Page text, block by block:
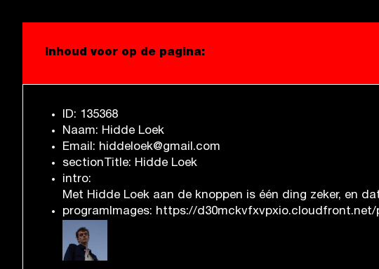
Inhoud voor op de pagina:
ID: 135368
Naam: Hidde Loek
Email: hiddeloek@gmail.com
sectionTitle: Hidde Loek
intro:
Met Hidde Loek aan de knoppen is één ding zeker, en
programImages: https://d30mckvfxvpxio.cloudfront.net/